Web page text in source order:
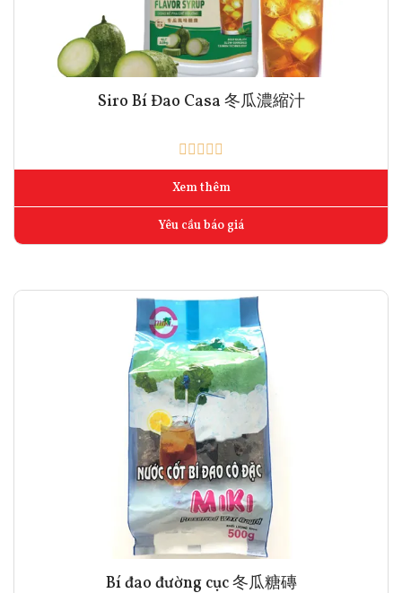
Siro Bí Đao Casa 冬瓜濃縮汁
Xem thêm
Yêu cầu báo giá
Bí đao đường cục 冬瓜糖磚